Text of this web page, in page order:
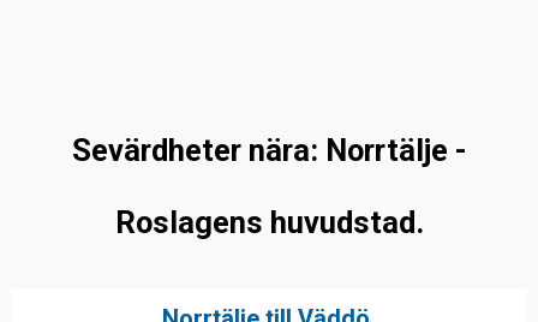
Sevärdheter nära: Norrtälje -
Roslagens huvudstad.